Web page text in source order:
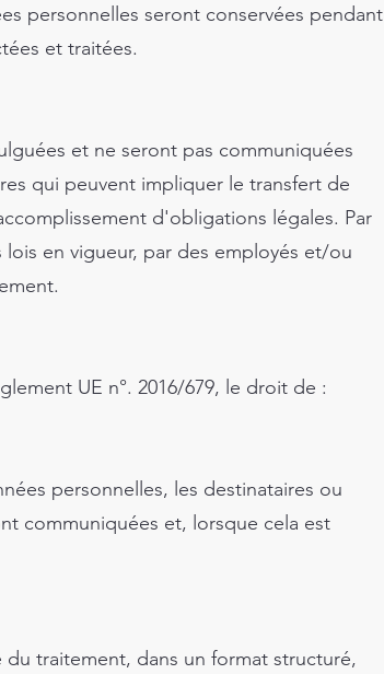
personnelles seront conservées pendant
et traitées.
et ne seront pas communiquées
qui peuvent impliquer le transfert de
d'obligations légales. Par
en vigueur, par des employés et/ou
UE n°. 2016/679, le droit de :
personnelles, les destinataires ou
communiquées et, lorsque cela est
traitement, dans un format structuré,